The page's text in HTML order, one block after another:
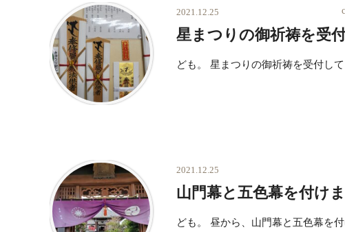
2021.12.25
星まつりの御祈祷を受
ども。 星まつりの御祈祷を受付し
2021.12.25
山門幕と五色幕を付けま
ども。 昼から、山門幕と五色幕を